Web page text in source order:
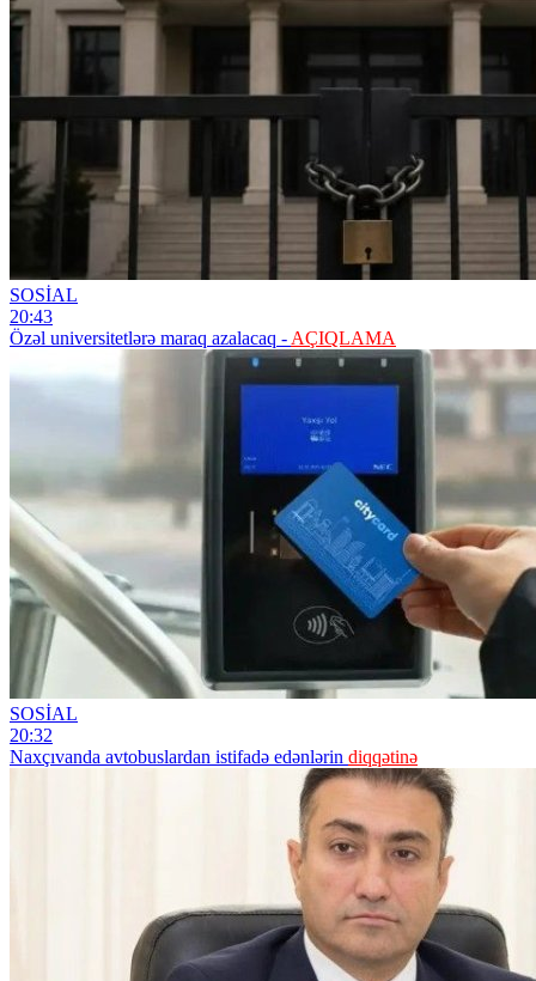
SOSİAL
20:43
Özəl universitetlərə maraq azalacaq - AÇIQLAMA
SOSİAL
20:32
Naxçıvanda avtobuslardan istifadə edənlərin diqqətinə